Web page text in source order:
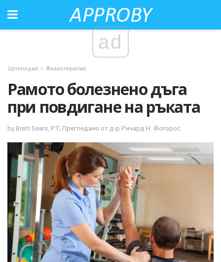
ad
Ортопедия Физиотерапия
Рамото болезнено дъга
при повдигане на ръката
by Brett Sears, PT; Прегледано от д-р Ричард Н. Фогорос